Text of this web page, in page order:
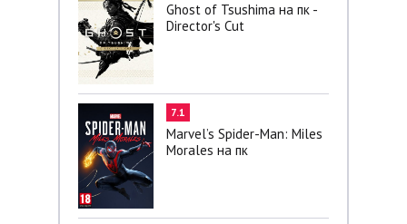
Ghost of Tsushima на пк -
Director's Cut
7.1
Marvel’s Spider-Man: Miles
Morales на пк